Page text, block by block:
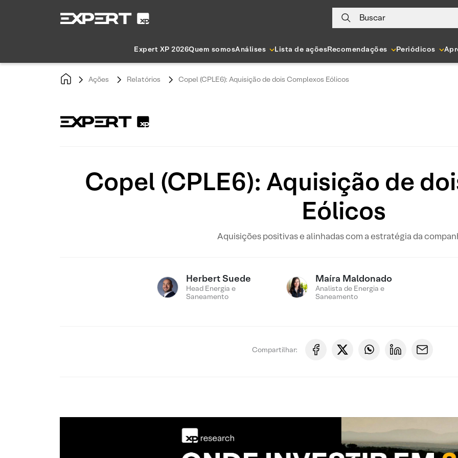
Buscar
Expert XP 2026Quem somosAnálises Lista de açõesRecomendações Periódicos
Ações Relatórios Copel (CPLE6): Aquisição de dois Complexos Eólicos
Copel (CPLE6): Aquisição de
Eólicos
Aquisições positivas e alinhadas com a estratégia da
Herbert Suede
Head Energia e
Saneamento
Maíra Maldonado
Analista de Energia e
Saneamento
Compartilhar: